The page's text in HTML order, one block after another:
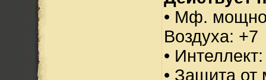
• Мф.
Воздуха: +7
•
• Защита от